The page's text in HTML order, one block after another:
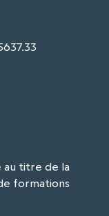
au titre de la
formations